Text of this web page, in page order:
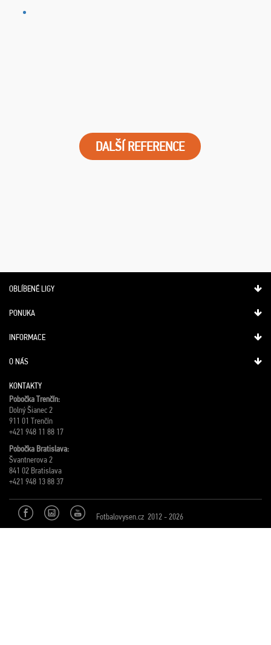
DALŠÍ REFERENCE
OBLÍBENÉ LIGY
PONUKA
INFORMACE
O NÁS
KONTAKTY
Pobočka Trenčín:
Dolný Šianec 2
911 01 Trenčín
+421 948 11 88 17
Pobočka Bratislava:
Švantnerova 2
841 02 Bratislava
+421 948 13 88 37
Fotbalovysen.cz 2012 - 2026